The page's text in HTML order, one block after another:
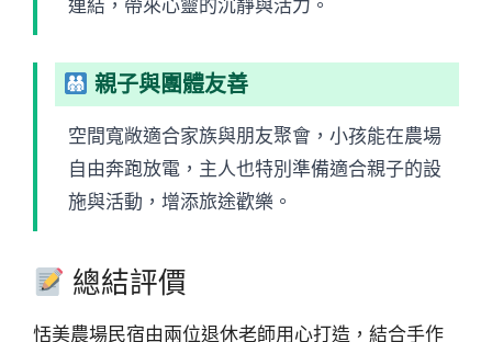
連結，帶來心靈的沉靜與活力。
親子與團體友善
空間寬敞適合家族與朋友聚會，小孩能在農場
自由奔跑放電，主人也特別準備適合親子的設
施與活動，增添旅途歡樂。
總結評價
恬美農場民宿由兩位退休老師用心打造，結合手作